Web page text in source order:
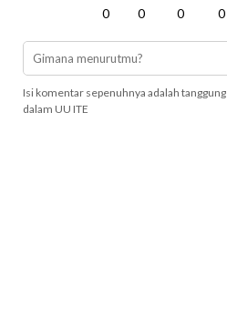
0 0 0 0
Isi komentar sepenuhnya adalah
dalam UU ITE